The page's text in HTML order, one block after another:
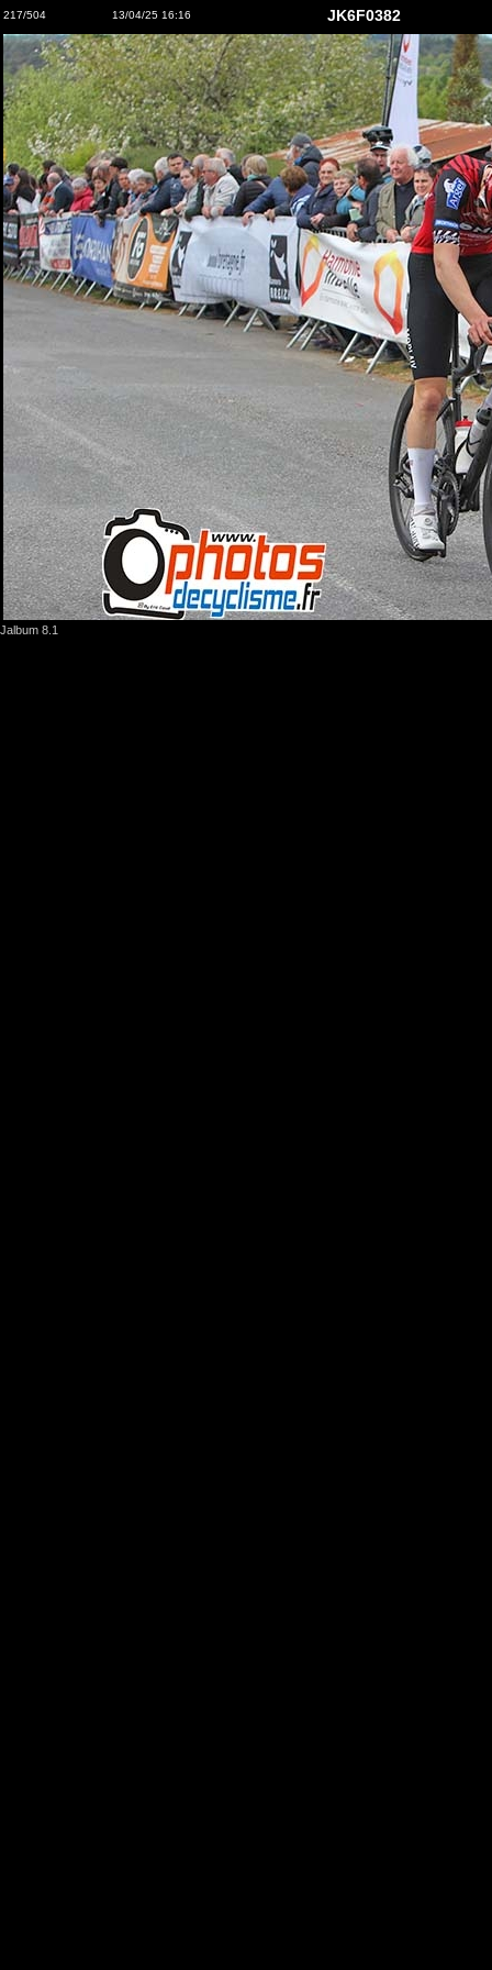
217/504 13/04/25 16:16 JK6F0382
Jalbum 8.1